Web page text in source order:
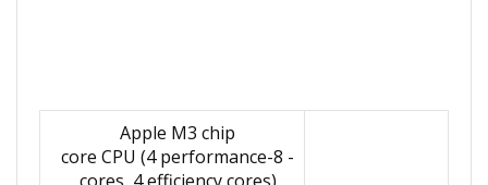
Apple M3 chip
- 8-core CPU (4 performance